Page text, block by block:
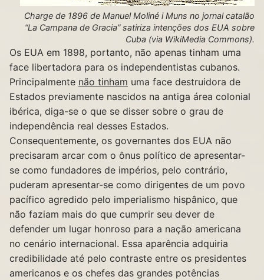
Charge de 1896 de Manuel Moliné i Muns no jornal catalão
“La Campana de Gracia” satiriza intenções dos EUA sobre
Cuba (via WikiMedia Commons).
Os EUA em 1898, portanto, não apenas tinham uma
face libertadora para os independentistas cubanos.
Principalmente não tinham uma face destruidora de
Estados previamente nascidos na antiga área colonial
ibérica, diga-se o que se disser sobre o grau de
independência real desses Estados.
Consequentemente, os governantes dos EUA não
precisaram arcar com o ônus político de apresentar-
se como fundadores de impérios, pelo contrário,
puderam apresentar-se como dirigentes de um povo
pacífico agredido pelo imperialismo hispânico, que
não faziam mais do que cumprir seu dever de
defender um lugar honroso para a nação americana
no cenário internacional. Essa aparência adquiria
credibilidade até pelo contraste entre os presidentes
americanos e os chefes das grandes potências